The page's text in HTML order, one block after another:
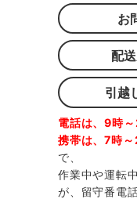
お
配
引越
電話は、9時
携帯は、7時
で、
作業中や運転
が、留守番電